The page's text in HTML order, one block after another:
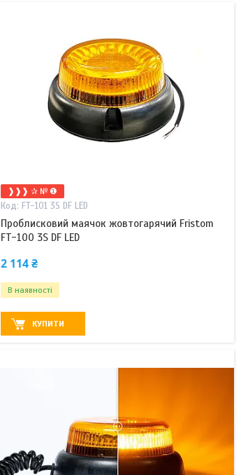
❱❱❱ ✰ № ❶
FT-101 3S DF LED
Проблисковий маячок жовтогарячий Fristom
FT-100 3S DF LED
2 114 ₴
В наявності
КУПИТИ